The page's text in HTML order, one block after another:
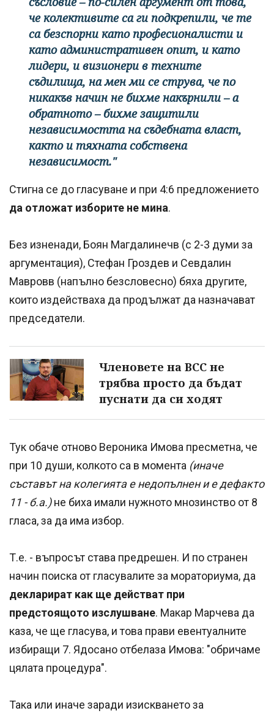
че колективите са ги подкрепили, че те
са безспорни като професионалисти и
като административен опит, и като
лидери, и визионери в техните
съдилища, на мен ми се струва, че по
никакъв начин не бихме накърнили – а
обратното – бихме защитили
независимостта на съдебната власт,
както и тяхната собствена
независимост."
Стигна се до гласуване и при 4:6 предложението
да отложат изборите не мина.
Без изненади, Боян Магдалинечв (с 2-3 думи за
аргументация), Стефан Гроздев и Севдалин
Мавровв (напълно безсловесно) бяха другите,
които издействаха да продължат да назначават
председатели.
Членовете на ВСС не
трябва просто да бъдат
пуснати да си ходят
Тук обаче отново Вероника Имова пресметна, че
при 10 души, колкото са в момента (иначе
съставът на колегията е недопълнен и е дефакто
11 - б.а.)не биха имали нужното мнозинство от 8
гласа, за да има избор.
Т.е. - въпросът става предрешен. И по странен
начин поиска от гласувалите за мораториума, да
декларират как ще действат при
предстоящото изслушване. Макар Марчева да
каза, че ще гласува, и това прави евентуалните
избиращи 7. Ядосано отбелаза Имова: "обричаме
цялата процедура".
Така или иначе заради изискването за